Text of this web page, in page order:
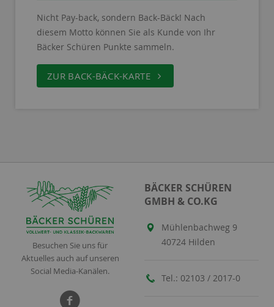
Nicht Pay-back, sondern Back-Bäck! Nach
diesem Motto können Sie als Kunde von Ihr
Bäcker Schüren Punkte sammeln.
ZUR BACK-BÄCK-KARTE
Besuchen Sie uns für
Aktuelles auch auf unseren
Social Media-Kanälen.
BÄCKER SCHÜREN
GMBH & CO.KG
Mühlenbachweg 9
40724 Hilden
Tel.: 02103 / 2017-0